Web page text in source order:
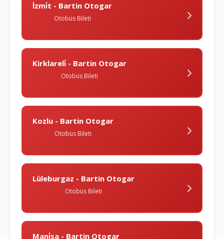
İzmi̇t - Bartin Otogar
Otobüs Bileti
Kirklareli̇ - Bartin Otogar
Otobüs Bileti
Kozlu - Bartin Otogar
Otobüs Bileti
Lüleburgaz - Bartin Otogar
Otobüs Bileti
Mani̇sa - Bartin Otogar